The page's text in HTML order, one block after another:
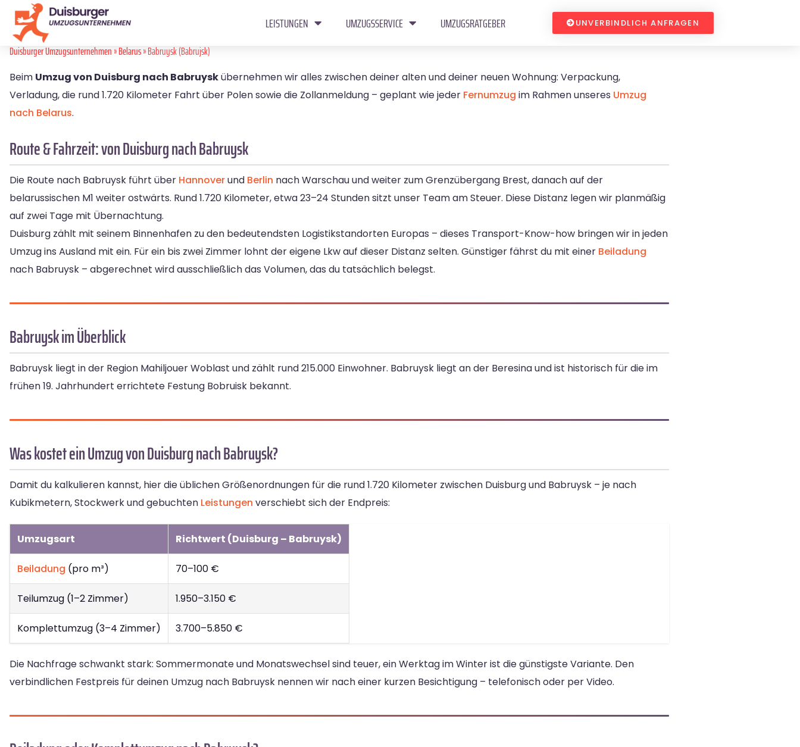
LEISTUNGEN UMZUGSSERVICE UMZUGSRATGEBER UNVERBINDLICH ANFRAGEN
Duisburger Umzugsunternehmen»Belarus» Babruysk (Babrujsk)
Beim Umzug von Duisburg nach Babruyskübernehmen wir alles zwischen deiner alten und deiner neuen Wohnung: Verpackung,
Verladung, die rund 1.720 Kilometer Fahrt über Polen sowie die Zollanmeldung – geplant wie jeder Fernumzug im Rahmen unseres Umzug
nach Belarus.
Route & Fahrzeit: von Duisburg nach Babruysk
Die Route nach Babruysk führt über Hannoverund Berlin nach Warschau und weiter zum Grenzübergang Brest, danach auf der
belarussischen M1 weiter ostwärts. Rund 1.720 Kilometer, etwa 23–24 Stunden sitzt unser Team am Steuer. Diese Distanz legen wir planmäßig
auf zwei Tage mit Übernachtung.
Duisburg zählt mit seinem Binnenhafen zu den bedeutendsten Logistikstandorten Europas – dieses Transport-Know-how bringen wir in jeden
Umzug ins Ausland mit ein. Für ein bis zwei Zimmer lohnt der eigene Lkw auf dieser Distanz selten. Günstiger fährst du mit einer Beiladung
nach Babruysk – abgerechnet wird ausschließlich das Volumen, das du tatsächlich belegst.
Babruysk im Überblick
Babruysk liegt in der Region Mahiljouer Woblast und zählt rund 215.000 Einwohner. Babruysk liegt an der Beresina und ist historisch für die im
frühen 19. Jahrhundert errichtete Festung Bobruisk bekannt.
Was kostet ein Umzug von Duisburg nach Babruysk?
Damit du kalkulieren kannst, hier die üblichen Größenordnungen für die rund 1.720 Kilometer zwischen Duisburg und Babruysk – je nach
Kubikmetern, Stockwerk und gebuchten Leistungen verschiebt sich der Endpreis:
Umzugsart Richtwert (Duisburg – Babruysk)
Beiladung (pro m³) 70–100 €
Teilumzug (1–2 Zimmer) 1.950–3.150 €
Komplettumzug (3–4 Zimmer) 3.700–5.850 €
Die Nachfrage schwankt stark: Sommermonate und Monatswechsel sind teuer, ein Werktag im Winter ist die günstigste Variante. Den
verbindlichen Festpreis für deinen Umzug nach Babruysk nennen wir nach einer kurzen Besichtigung – telefonisch oder per Video.